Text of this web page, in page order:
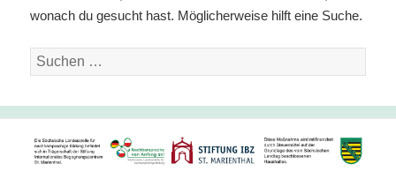
wonach du gesucht hast. Möglicherweise hilft eine Suche.
Suche
nach: